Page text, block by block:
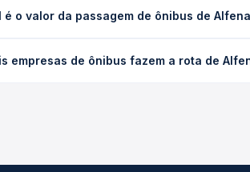
ou leito) e as condições de tráfego. Na
é o valor da passagem de ônibus de
e a antecedência da compra. Na
empresas de ônibus fazem a rota de